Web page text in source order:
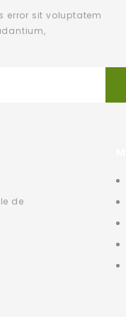
error sit voluptatem
de